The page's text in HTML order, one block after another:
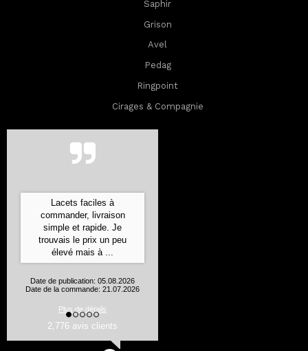
Saphir
Grison
Avel
Pedag
Ringpoint
Cirages & Compagnie
Commande expédiée ultra
rapidement, bien emballée
et les produits sont
conformes à leur
description
Aurelie J., Flines les Mortagne
Date de la commande: 24.07.2026
Plus de détails
2,776 avis clients